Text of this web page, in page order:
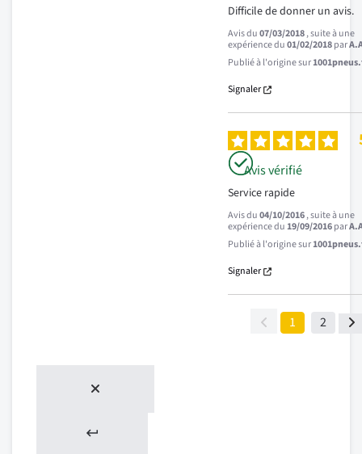
Difficile de donner un avis.
Avis du07/03/2018, suite à une
expérience du01/02/2018par
Publié à l'origine sur
Signaler
Avis vérifié
Service rapide
Avis du04/10/2016, suite à une
expérience du19/09/2016par
Publié à l'origine sur
Signaler
1 2